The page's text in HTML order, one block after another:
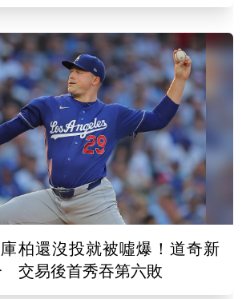
柏還沒投就被噓爆！道奇新
交易後首秀吞第六敗